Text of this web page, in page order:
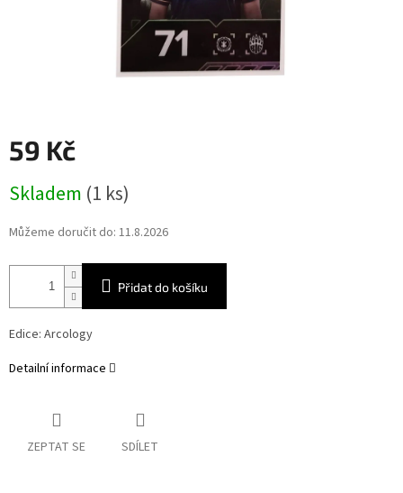
59 Kč
cena:
Skladem (1 ks)
Můžeme doručit do: 11.8.2026
Přidat do košíku
Edice: Arcology
Detailní informace
ZEPTAT SE SDÍLET